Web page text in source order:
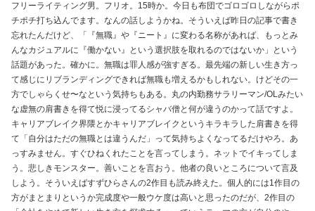
フリーライティング男。フリオ。15時か。今日も布団でゴロゴロしながらポ
チポチ打ち込んでます。なんの話しようかね。そういえば昨日の記事で書き
忘れたんだけど、「『無職』や『ニート』に変わる名称があれば、もっとみ
んなカジュアルに『働かない』という選択肢を取れるのではないか」という
話題があった。確かに。無職は罪人感が強すぎる。最先端の新しい生き方っ
て感じにリブランディングできれば無職も増えるかもしれない。けどその一
方でしゃらくせ〜なという気持ちもある。丸の内勤務サラリーマン/OLみたい
な虚無の肩書きを得て悦に浸ってるシャバ僧と何が違うのかって話ですよ。
キャリアブレイク界隈とかキャリアブレイクというキラキラした肩書きを得
て「自分はただの無職とは違うんだ」って気持ちよくなってるだけやろ。あ
っすみません。すぐひねくれたことを言ってしまう。ネットでイキってしま
う。悲しきモンスター。善いことを言おう。他者の良いところについて言及
しよう。そういえばすずひらさんの2作目も読み終えた。個人的には1作目の
方がまとまりというか完成度や一般ウケ度は高いと思ったのだが、2作目の